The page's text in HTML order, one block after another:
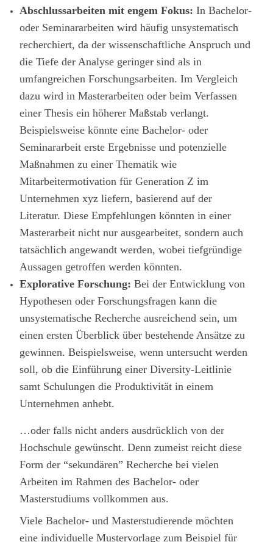
Abschlussarbeiten mit engem Fokus: In Bachelor-
oder Seminararbeiten wird häufig unsystematisch
recherchiert, da der wissenschaftliche Anspruch und
die Tiefe der Analyse geringer sind als in
umfangreichen Forschungsarbeiten. Im Vergleich
dazu wird in Masterarbeiten oder beim Verfassen
einer Thesis ein höherer Maßstab verlangt.
Beispielsweise könnte eine Bachelor- oder
Seminararbeit erste Ergebnisse und potenzielle
Maßnahmen zu einer Thematik wie
Mitarbeitermotivation für Generation Z im
Unternehmen xyz liefern, basierend auf der
Literatur. Diese Empfehlungen könnten in einer
Masterarbeit nicht nur ausgearbeitet, sondern auch
tatsächlich angewandt werden, wobei tiefgründige
Aussagen getroffen werden könnten.
Explorative Forschung: Bei der Entwicklung von
Hypothesen oder Forschungsfragen kann die
unsystematische Recherche ausreichend sein, um
einen ersten Überblick über bestehende Ansätze zu
gewinnen. Beispielsweise, wenn untersucht werden
soll, ob die Einführung einer Diversity-Leitlinie
samt Schulungen die Produktivität in einem
Unternehmen anhebt.
…oder falls nicht anders ausdrücklich von der
Hochschule gewünscht. Denn zumeist reicht diese
Form der “sekundären” Recherche bei vielen
Arbeiten im Rahmen des Bachelor- oder
Masterstudiums vollkommen aus.
Viele Bachelor- und Masterstudierende möchten
eine individuelle Mustervorlage zum Beispiel für